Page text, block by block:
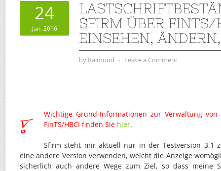
24
Jan. 2016
SFIRM ÜBER FINTS/
EINSEHEN,
by Raimund ⋅ Leave a Comment
Wichtige Grund-Informationen zur Verwaltung
FinTS/HBCI finden Sie hier.
Sfirm steht mir aktuell nur in der Testversion 3.1
eine andere Version verwenden, weicht die Anzeige
sicherlich auch andere Wege zum Ziel, so dass meine